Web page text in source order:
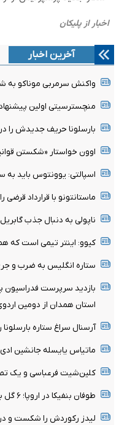
آخرین اخبار
واکنش سرمربی موناکو به
منچسترسیتی اولین پیشنهاد
بارسلونا حریف جدیدش را در
اوون خواستار «شکستن
اسپالتی: یوونتوس باید به
ماستانتونو با قرارداد قرضی
ناپولی به دنبال جذب
کیوو: اینتر تیمی است
ستاره انگلیس به ضرب و
بازدید سرپرست فدراسیون
استان همدان از دومین
آرسنال سراغ ستاره
ماتیاس یایسله جانشین
کلین‌شیت فرعباسی و یک
طوفان بنفیکا در اروپا؛ ۶ گل به قلب‌های بی‌دفاع هارتس
لیدز رکوردش را شکست و